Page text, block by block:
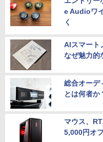
｜
SD
￥
原神
編集
￥
e Audioワ
く
AIスマート
なぜ魅力的
総合オーデ
とは何者か
マウス、
5,000円オ